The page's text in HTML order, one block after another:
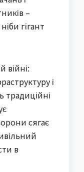
–
гігант
війні:
і
традиційні
сягає
в